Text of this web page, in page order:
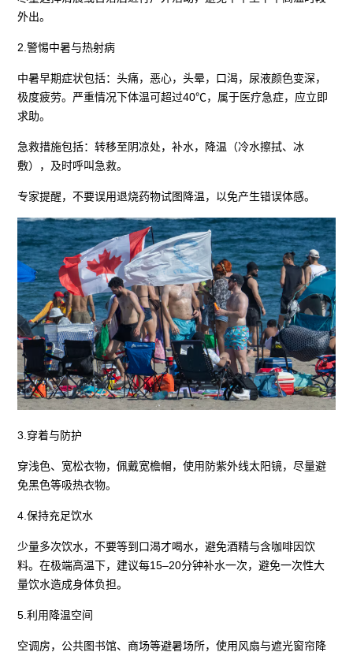
外出。
2.警惕中暑与热射病
中暑早期症状包括：头痛，恶心，头晕，口渴，尿液颜色变深，
极度疲劳。严重情况下体温可超过40℃，属于医疗急症，应立即
求助。
急救措施包括：转移至阴凉处，补水，降温（冷水擦拭、冰
敷），及时呼叫急救。
专家提醒，不要误用退烧药物试图降温，以免产生错误体感。
3.穿着与防护
穿浅色、宽松衣物，佩戴宽檐帽，使用防紫外线太阳镜，尽量避
免黑色等吸热衣物。
4.保持充足饮水
少量多次饮水，不要等到口渴才喝水，避免酒精与含咖啡因饮
料。在极端高温下，建议每15–20分钟补水一次，避免一次性大
量饮水造成身体负担。
5.利用降温空间
空调房，公共图书馆、商场等避暑场所，使用风扇与遮光窗帘降